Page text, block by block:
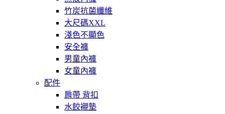
竹炭抗菌纖維
大尺碼XXL
淺色不顯色
安全褲
男童內褲
女童內褲
配件
肩帶 背扣
水餃襯墊